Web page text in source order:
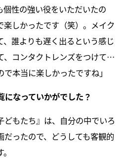
個性の強い役をいただいたの
楽しかったです（笑）。メイク
、誰よりも遅く出るという感じ
、コンタクトレンズをつけて…
本当に楽しかったですね」
なっていかがでした？
どもたち』は、自分の中でいろ
だったので、どうしても客観的